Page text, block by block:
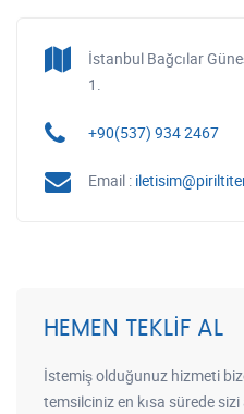
İstanbul Bağcılar
1.
+90(537) 934 2467
Email :
HEMEN TEKLIF AL
İstemiş olduğunuz hizmeti
temsilciniz en kısa sürede sizi